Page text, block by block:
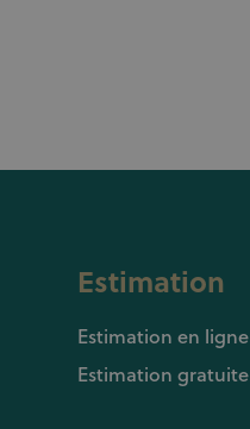
Estimation
Estimation en ligne
Estimation gratuite